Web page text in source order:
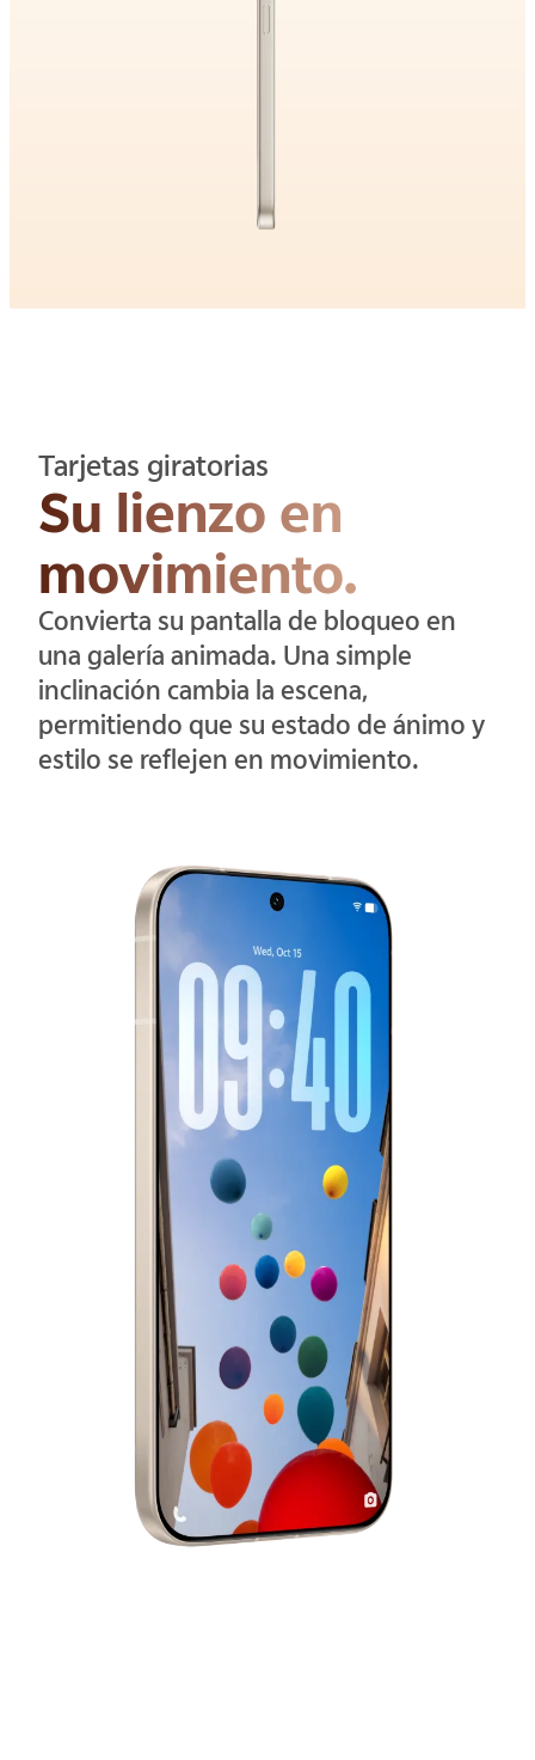
Tarjetas giratorias
Su lienzo en
movimiento.
Convierta su pantalla de bloqueo en
una galería animada. Una simple
inclinación cambia la escena,
permitiendo que su estado de ánimo y
estilo se reflejen en movimiento.